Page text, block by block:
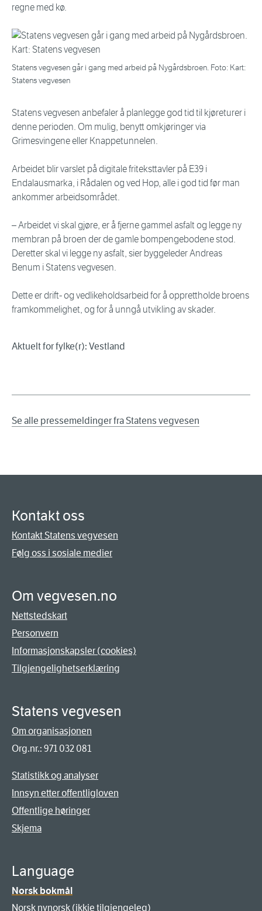
regne med kø.
Statens vegvesen går i gang med arbeid på Nygårdsbroen. Foto: Kart:
Statens vegvesen
Statens vegvesen anbefaler å planlegge god tid til kjøreturer i
denne perioden. Om mulig, benytt omkjøringer via
Grimesvingene eller Knappetunnelen.
Arbeidet blir varslet på digitale friteksttavler på E39 i
Endalausmarka, i Rådalen og ved Hop, alle i god tid før man
ankommer arbeidsområdet.
– Arbeidet vi skal gjøre, er å fjerne gammel asfalt og legge ny
membran på broen der de gamle bompengebodene stod.
Deretter skal vi legge ny asfalt, sier byggeleder Andreas
Benum i Statens vegvesen.
Dette er drift- og vedlikeholdsarbeid for å opprettholde broens
framkommelighet, og for å unngå utvikling av skader.
Aktuelt for fylke(r): Vestland
Se alle pressemeldinger fra Statens vegvesen
Kontakt oss
Kontakt Statens vegvesen
Følg oss i sosiale medier
Om vegvesen.no
Nettstedskart
Personvern
Informasjonskapsler (cookies)
Tilgjengelighetserklæring
Statens vegvesen
Om organisasjonen
Org.nr.: 971 032 081
Statistikk og analyser
Innsyn etter offentligloven
Offentlige høringer
Skjema
Language
Norsk bokmål
Norsk nynorsk (ikkje tilgjengeleg)